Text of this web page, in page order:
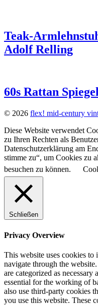
Teak-
Adolf Relling
60s Rattan
© 2026 flex! mid-century
Diese Website verwendet
zu Ihren Rechten als
Datenschutzerklärung am
stimme zu“, um Cookies zu
besuchen zu können.
Schließen
Privacy Overview
This website uses cookies
navigate through the
are categorized as
essential for the working of
also use third-party cookies
you use this website. These